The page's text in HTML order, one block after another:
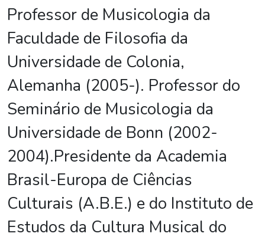
Professor de Musicologia da
Faculdade de Filosofia da
Universidade de Colonia,
Alemanha (2005-). Professor do
Seminário de Musicologia da
Universidade de Bonn (2002-
2004).Presidente da Academia
Brasil-Europa de Ciências
Culturais (A.B.E.) e do Instituto de
Estudos da Cultura Musical do